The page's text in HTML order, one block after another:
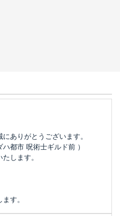
ありがとうございます。
都市 呪術士ギルド前 ）
します。
す。